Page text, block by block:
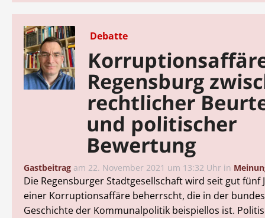
Debatte
Regensburg
rechtlicher
und politischer
Bewertung
Gastbeitrag am 22. November 2021 um 13:32 Uhr in
Die Regensburger Stadtgesellschaft wird seit gut fünf
einer Korruptionsaffäre beherrscht, die in der
Geschichte der Kommunalpolitik beispiellos ist.